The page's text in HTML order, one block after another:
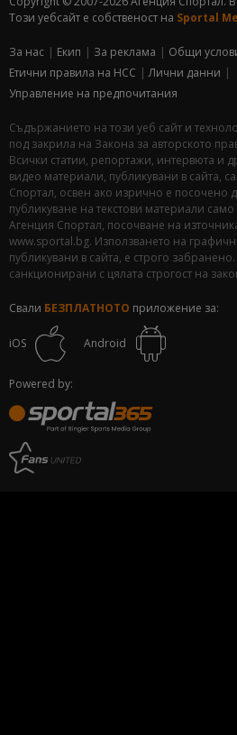
Този уебсайт е собственост на Sportal
За нас Екип За рекламa
Общи
Етични правила на НСС
Лични данни
Управление на предпочитания
Съдържанието на този уеб сайт и
под закрила на Закона за авторското
Всички статии, репортажи, интервюта и
видео материали, публикувани в сайта,
Спортал, освен ако изрично е посочено
публикуване на текстови материали
Агенция Спортал, посочване на
www.sportal.bg. Използването на
публикувани в сайта, е строго
санкционирани с цялата строгост на
Свали БЕЗПЛАТНОТО приложение за:
iOS Android
Powered by: